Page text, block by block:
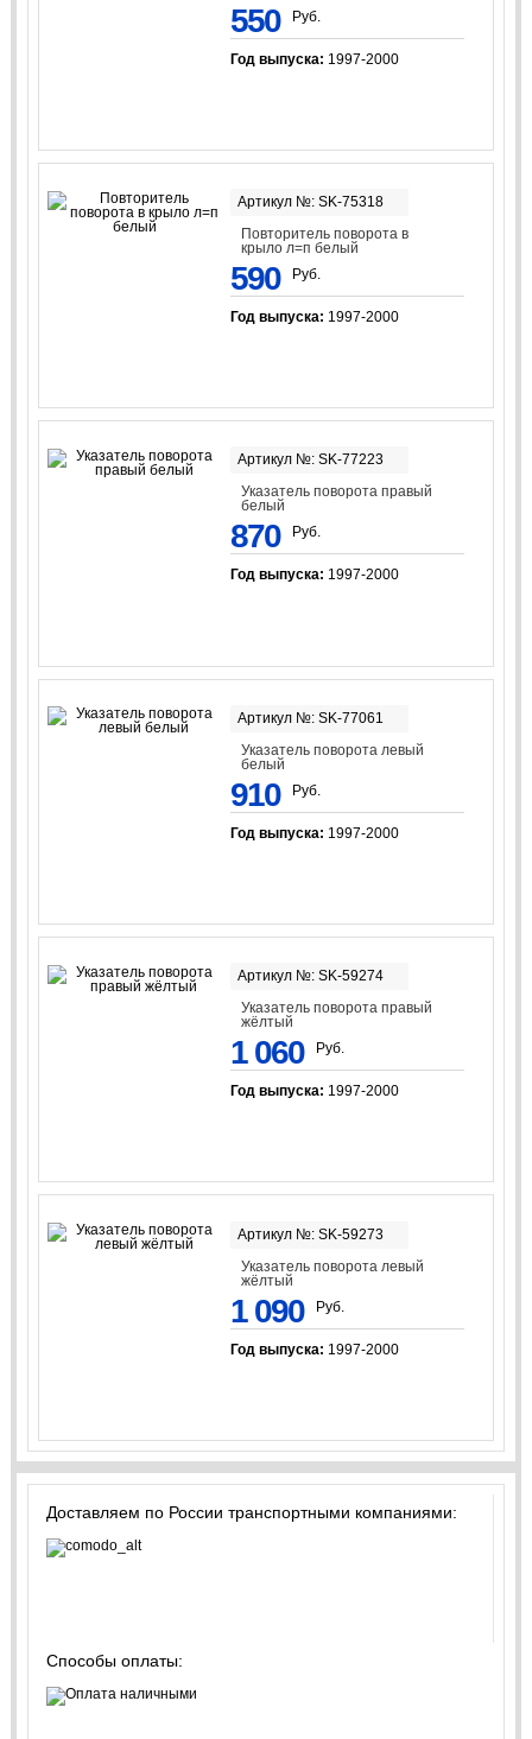
550 Руб.
Год выпуска: 1997-2000
Артикул №: SK-75318
Повторитель поворота в
крыло л=п белый
590 Руб.
Год выпуска: 1997-2000
Артикул №: SK-77223
Указатель поворота правый
белый
870 Руб.
Год выпуска: 1997-2000
Артикул №: SK-77061
Указатель поворота левый
белый
910 Руб.
Год выпуска: 1997-2000
Артикул №: SK-59274
Указатель поворота правый
жёлтый
1 060 Руб.
Год выпуска: 1997-2000
Артикул №: SK-59273
Указатель поворота левый
жёлтый
1 090 Руб.
Год выпуска: 1997-2000
Доставляем по России транспортными компаниями:
Способы оплаты: